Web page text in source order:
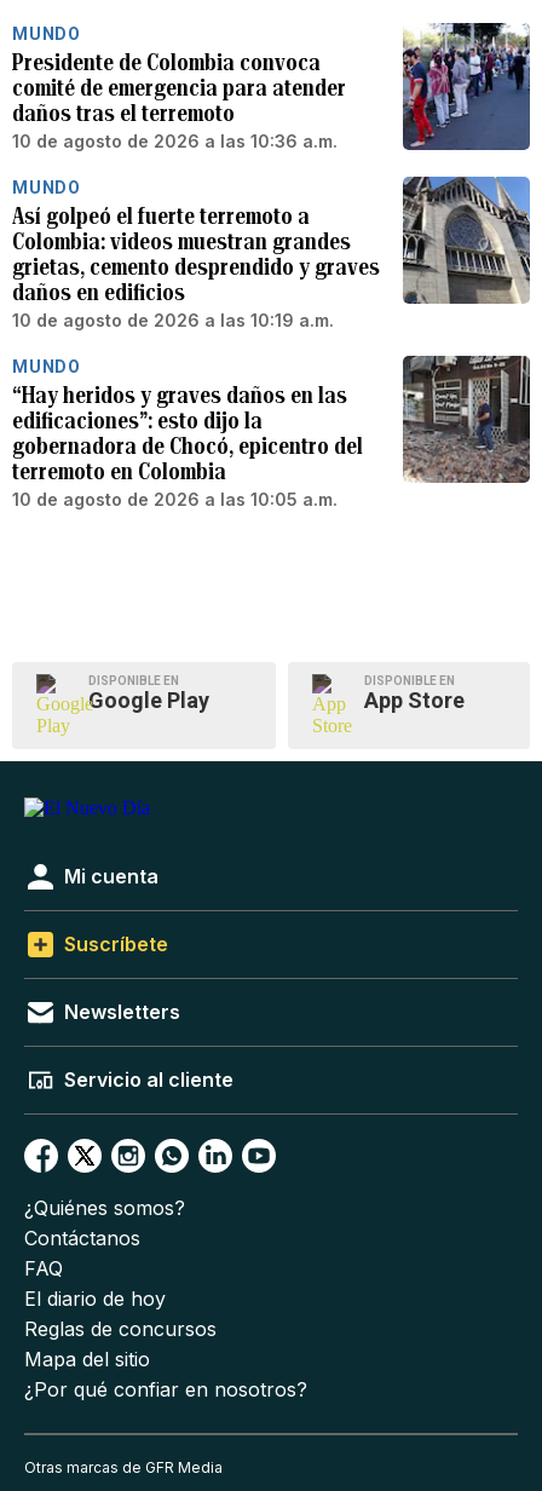
MUNDO
Presidente de Colombia convoca
comité de emergencia para atender
daños tras el terremoto
10 de agosto de 2026 a las 10:36 a.m.
MUNDO
Así golpeó el fuerte terremoto a
Colombia: videos muestran grandes
grietas, cemento desprendido y graves
daños en edificios
10 de agosto de 2026 a las 10:19 a.m.
MUNDO
“Hay heridos y graves daños en las
edificaciones”: esto dijo la
gobernadora de Chocó, epicentro del
terremoto en Colombia
10 de agosto de 2026 a las 10:05 a.m.
DISPONIBLE EN
Google Play
DISPONIBLE EN
App Store
Mi cuenta
Suscríbete
Newsletters
Servicio al cliente
¿Quiénes somos?
Contáctanos
FAQ
El diario de hoy
Reglas de concursos
Mapa del sitio
¿Por qué confiar en nosotros?
Otras marcas de GFR Media